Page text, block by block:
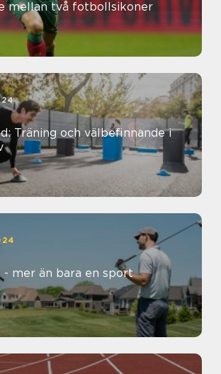
mellan två fotbollsikoner
Träning och välbefinnande i
mer än bara en sport